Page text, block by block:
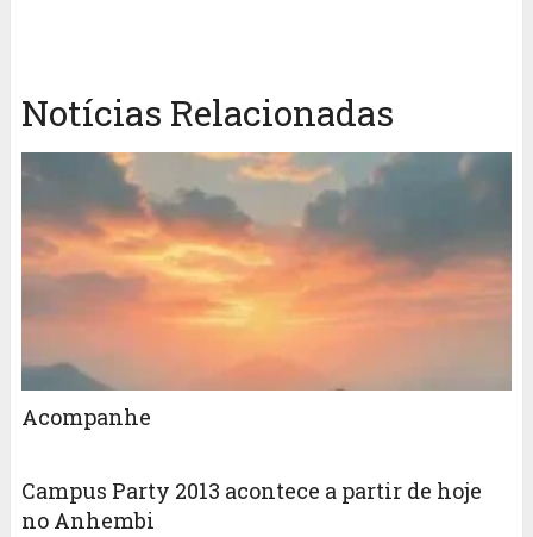
Notícias Relacionadas
Acompanhe
Campus Party 2013 acontece a partir de hoje
no Anhembi